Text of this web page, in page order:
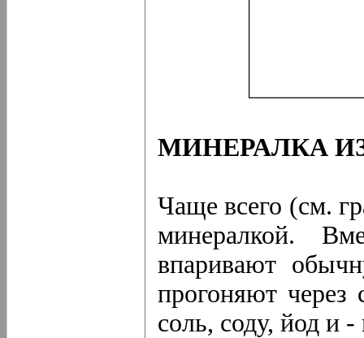
МИНЕРАЛКА
Чаще всего (см.
минералкой.
впаривают
прогоняют
соль, соду, йод и